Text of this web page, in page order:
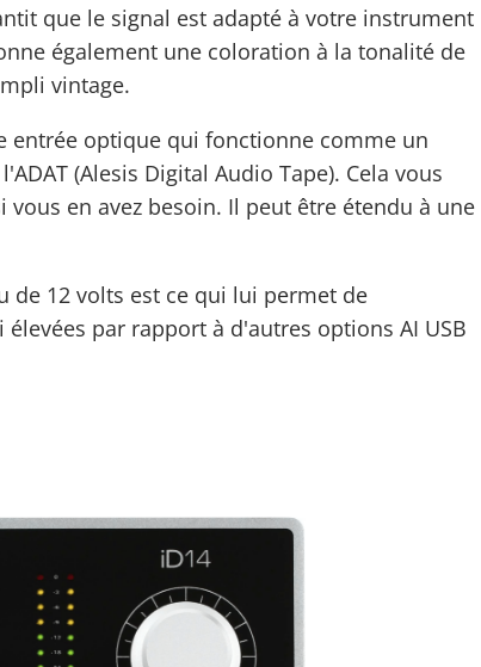
que le signal est adapté à votre instrument
également une coloration à la tonalité de
vintage.
entrée optique qui fonctionne comme un
(Alesis Digital Audio Tape). Cela vous
en avez besoin. Il peut être étendu à une
12 volts est ce qui lui permet de
par rapport à d'autres options AI USB